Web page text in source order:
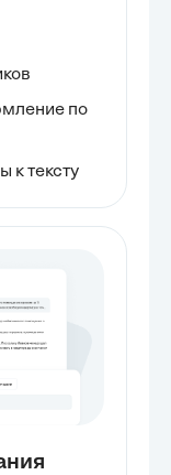
по
к тексту